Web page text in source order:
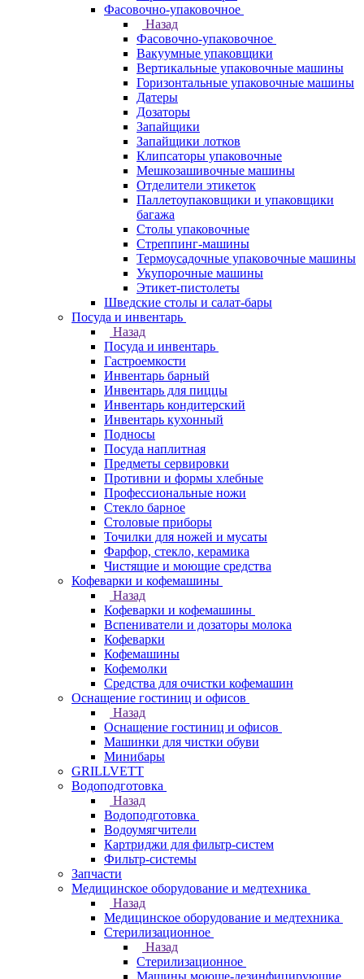
Фасовочно-упаковочное
Назад
Фасовочно-упаковочное
Вакуумные упаковщики
Вертикальные упаковочные машины
Горизонтальные упаковочные машины
Датеры
Дозаторы
Запайщики
Запайщики лотков
Клипсаторы упаковочные
Мешкозашивочные машины
Отделители этикеток
Паллетоупаковщики и упаковщики
багажа
Столы упаковочные
Стреппинг-машины
Термоусадочные упаковочные машины
Укупорочные машины
Этикет-пистолеты
Шведские столы и салат-бары
Посуда и инвентарь
Назад
Посуда и инвентарь
Гастроемкости
Инвентарь барный
Инвентарь для пиццы
Инвентарь кондитерский
Инвентарь кухонный
Подносы
Посуда наплитная
Предметы сервировки
Противни и формы хлебные
Профессиональные ножи
Стекло барное
Столовые приборы
Точилки для ножей и мусаты
Фарфор, стекло, керамика
Чистящие и моющие средства
Кофеварки и кофемашины
Назад
Кофеварки и кофемашины
Вспениватели и дозаторы молока
Кофеварки
Кофемашины
Кофемолки
Средства для очистки кофемашин
Оснащение гостиниц и офисов
Назад
Оснащение гостиниц и офисов
Машинки для чистки обуви
Минибары
GRILLVETT
Водоподготовка
Назад
Водоподготовка
Водоумягчители
Картриджи для фильтр-систем
Фильтр-системы
Запчасти
Медицинское оборудование и медтехника
Назад
Медицинское оборудование и медтехника
Стерилизационное
Назад
Стерилизационное
Машины моюще-дезинфицирующие